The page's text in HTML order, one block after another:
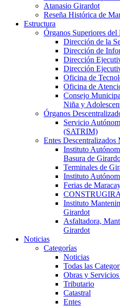
Atanasio Girardot
Reseña Histórica de
Estructura
Órganos Superiores
Dirección de la
Dirección de
Dirección
Dirección
Oficina de
Oficina de
Consejo
Niña y
Órganos
Servicio
(SATRIM)
Entes Descentralizados
Instituto
Basura de
Terminales de
Instituto
Ferias de
Instituto
Girardot
Asfaltadora,
Girardot
Noticias
Categorías
Noticias
Todas las
Obras y
Tributario
Catastral
Entes